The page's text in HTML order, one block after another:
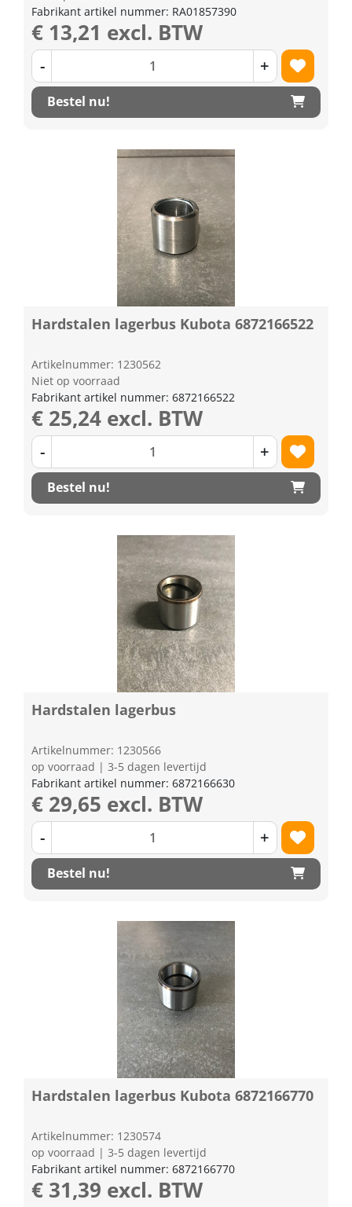
Fabrikant artikel nummer: RA01857390
€ 13,21 excl. BTW
- +
Bestel nu!
Hardstalen lagerbus Kubota 6872166522
Artikelnummer: 1230562
Niet op voorraad
Fabrikant artikel nummer: 6872166522
€ 25,24 excl. BTW
- +
Bestel nu!
Hardstalen lagerbus
Artikelnummer: 1230566
op voorraad | 3-5 dagen levertijd
Fabrikant artikel nummer: 6872166630
€ 29,65 excl. BTW
- +
Bestel nu!
Hardstalen lagerbus Kubota 6872166770
Artikelnummer: 1230574
op voorraad | 3-5 dagen levertijd
Fabrikant artikel nummer: 6872166770
€ 31,39 excl. BTW